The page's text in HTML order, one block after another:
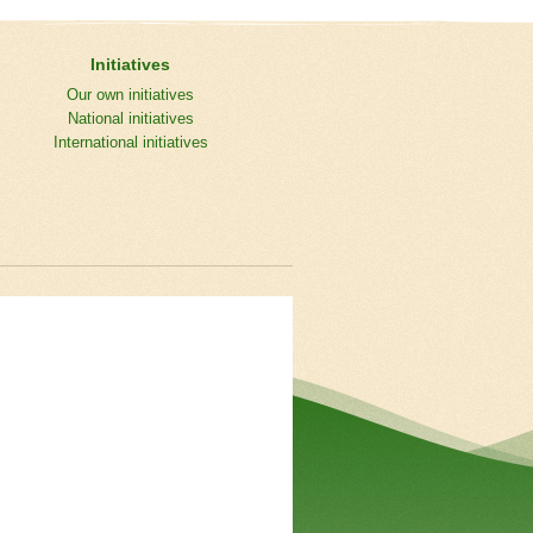
Initiatives
Our own initiatives
National initiatives
International initiatives